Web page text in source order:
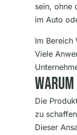
sein, ohne
im Auto
Im Bereich
Viele
Die
zu
Dieser